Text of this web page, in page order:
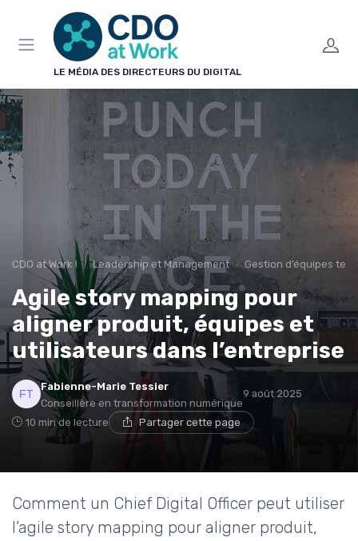
LE MÉDIA DES DIRECTEURS DU DIGITAL
CDO at Work ! Leadership et Management Gestion d’équipes tech
Agile story mapping pour
aligner produit, équipes et
utilisateurs dans l’entreprise
Fabienne-Marie Tessier
Conseillère en transformation numérique
9 août 2025
10 min de lecture Partager cette page
Comment un Chief Digital Officer peut utiliser
l’agile story mapping pour aligner produit,
Panneau de gestion des cookies